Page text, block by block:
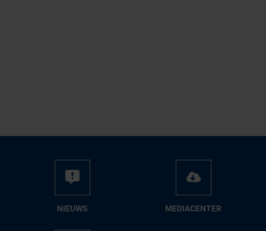
NIEUWS ME­DIA­CEN­TER